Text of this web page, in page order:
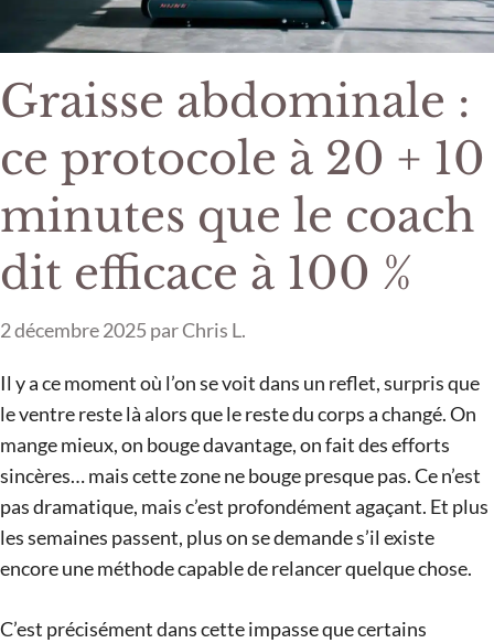
Graisse abdominale :
ce protocole à 20 + 10
minutes que le coach
dit efficace à 100 %
2 décembre 2025parChris L.
Il y a ce moment où l’on se voit dans un reflet, surpris que
le ventre reste là alors que le reste du corps a changé. On
mange mieux, on bouge davantage, on fait des efforts
sincères… mais cette zone ne bouge presque pas. Ce n’est
pas dramatique, mais c’est profondément agaçant. Et plus
les semaines passent, plus on se demande s’il existe
encore une méthode capable de relancer quelque chose.
C’est précisément dans cette impasse que certains